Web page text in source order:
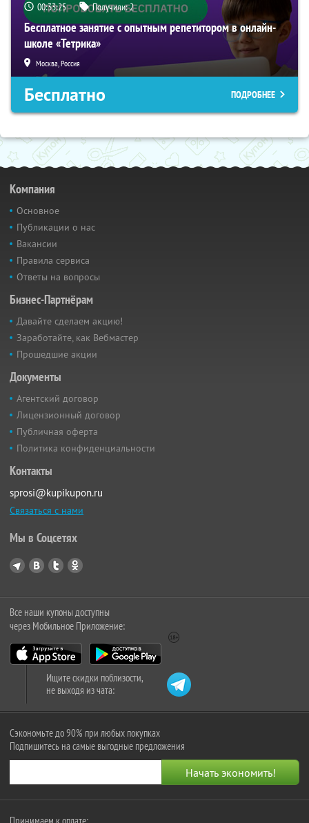
00:33:24 Получили:2
Бесплатное занятие с опытным репетитором в онлайн-
школе «Тетрика»
Москва, Россия
Бесплатно ПОДРОБНЕЕ
Компания
Основное
Публикации о нас
Вакансии
Правила сервиса
Ответы на вопросы
Бизнес-Партнёрам
Давайте сделаем акцию!
Заработайте, как Вебмастер
Прошедшие акции
Документы
Агентский договор
Лицензионный договор
Публичная оферта
Политика конфиденциальности
Контакты
sprosi@kupikupon.ru
Связаться с нами
Мы в Соцсетях
Все наши купоны доступны
через Мобильное Приложение:
Ищите скидки поблизости,
не выходя из чата:
Сэкономьте до 90% при любых покупках
Подпишитесь на самые выгодные предложения